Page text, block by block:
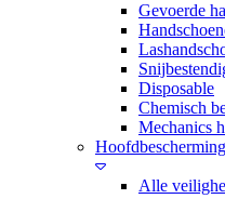
Gevoerde
Disposable
Chemisch
Mechanics
Hoofdbescherming
Alle